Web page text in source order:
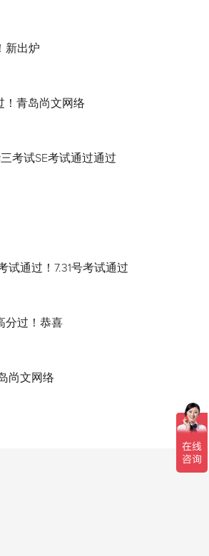
新出炉
！青岛尚文网络
考试SE考试通过通过
试通过！7.31号考试通过
分过！恭喜
尚文网络